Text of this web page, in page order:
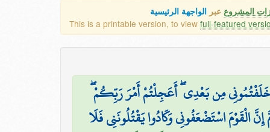
المشروع عبر الواجهة الرئيسية
This is a printable version, to view full-featured
مِن بَعْدِي ۖ أَعَجِلْتُمْ أَمْرَ رَبِّكُمْ
الْقَوْمَ اسْتَضْعَفُونِي وَكَادُوا يَقْتُلُونَنِي فَلَا